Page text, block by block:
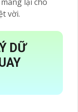
vời.
DỮ